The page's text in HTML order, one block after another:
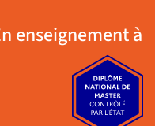
enseignement à